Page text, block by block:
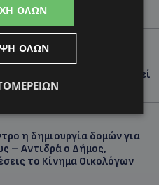
φέρεται να έβαλε
– Η Αστυνομία αναζητεί
η δημιουργία δομών για
– Αντιδρά ο Δήμος,
το Κίνημα Οικολόγων
ΌΛΩΝ
ΌΛΩΝ